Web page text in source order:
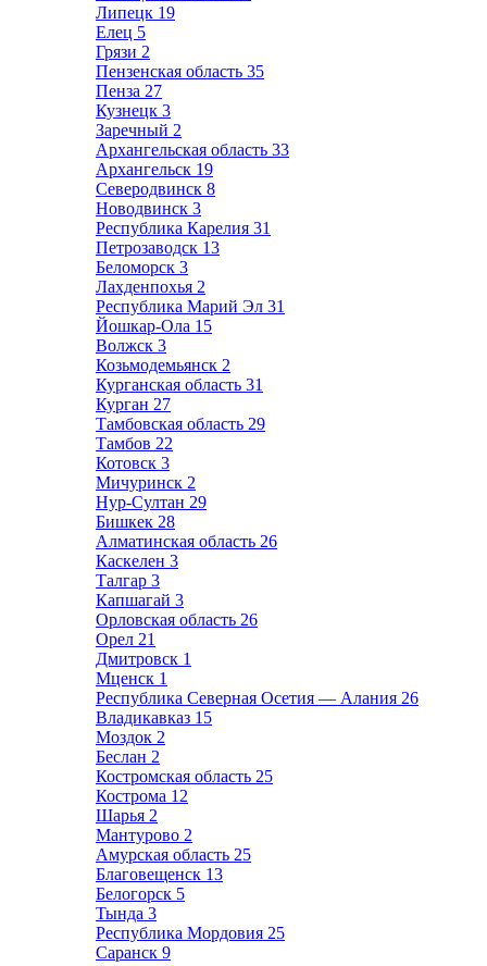
Липецк 19
Елец 5
Грязи 2
Пензенская область 35
Пенза 27
Кузнецк 3
Заречный 2
Архангельская область 33
Архангельск 19
Северодвинск 8
Новодвинск 3
Республика Карелия 31
Петрозаводск 13
Беломорск 3
Лахденпохья 2
Республика Марий Эл 31
Йошкар-Ола 15
Волжск 3
Козьмодемьянск 2
Курганская область 31
Курган 27
Тамбовская область 29
Тамбов 22
Котовск 3
Мичуринск 2
Нур-Султан 29
Бишкек 28
Алматинская область 26
Каскелен 3
Талгар 3
Капшагай 3
Орловская область 26
Орел 21
Дмитровск 1
Мценск 1
Республика Северная Осетия — Алания 26
Владикавказ 15
Моздок 2
Беслан 2
Костромская область 25
Кострома 12
Шарья 2
Мантурово 2
Амурская область 25
Благовещенск 13
Белогорск 5
Тында 3
Республика Мордовия 25
Саранск 9